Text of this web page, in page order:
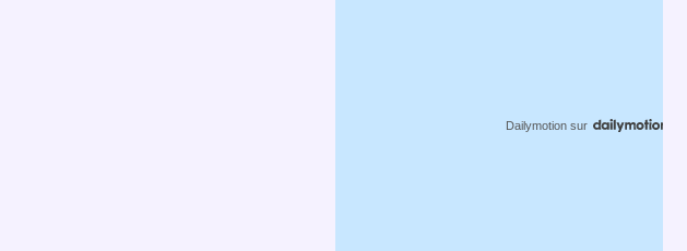
Dailymotion sur